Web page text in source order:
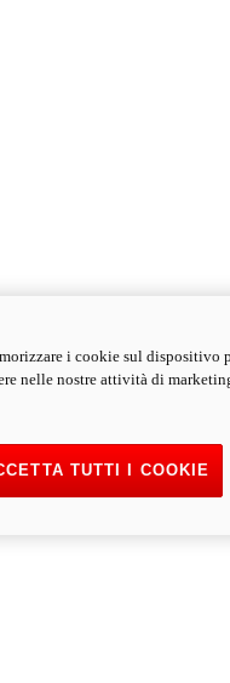
i cookie sul dispositivo
nelle nostre attività di
TUTTI I COOKIE